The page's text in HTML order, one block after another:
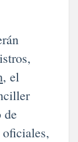
, el
de